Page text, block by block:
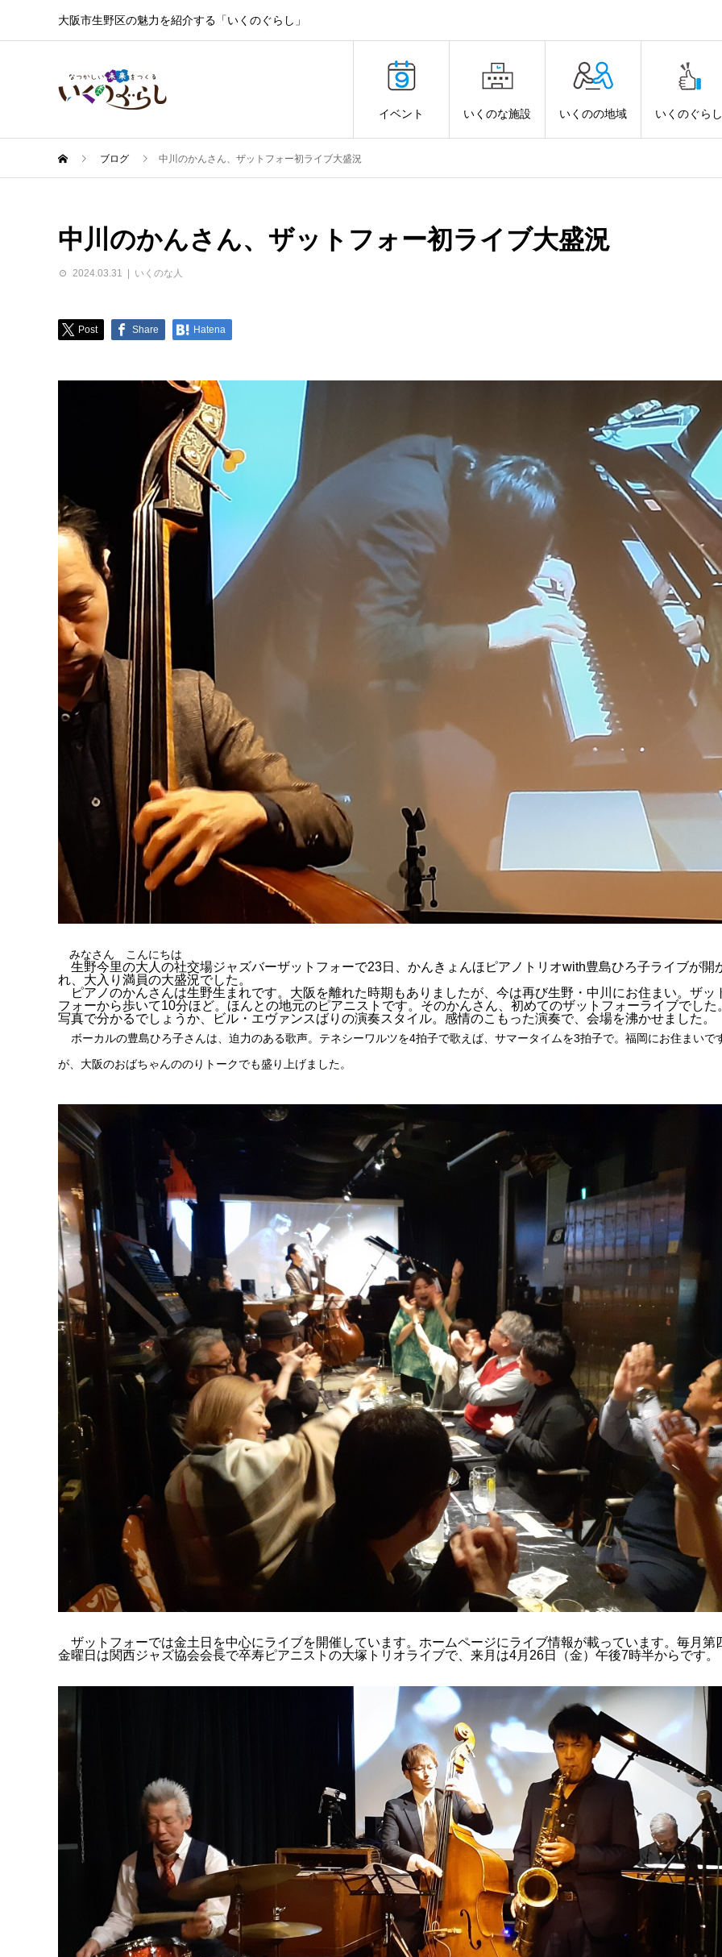
大阪市生野区の魅力を紹介する「いくのぐらし」
イベント いくのな施設 いくのの地域 いくのぐらし
ブログ 中川のかんさん、ザットフォー初ライブ大盛況
中川のかんさん、ザットフォー初ライブ大盛況
2024.03.31 いくのな人
Post Share Hatena
みなさん こんにちは
生野今里の大人の社交場ジャズバーザットフォーで23日、かんきょんほピアノトリオwith豊島ひろ子ライブが開
れ、大入り満員の大盛況でした。
ピアノのかんさんは生野生まれです。大阪を離れた時期もありましたが、今は再び生野・中川にお住まい。ザッ
フォーから歩いて10分ほど。ほんとの地元のピアニストです。そのかんさん、初めてのザットフォーライブでした
写真で分かるでしょうか、ビル・エヴァンスばりの演奏スタイル。感情のこもった演奏で、会場を沸かせました。
ボーカルの豊島ひろ子さんは、迫力のある歌声。テネシーワルツを4拍子で歌えば、サマータイムを3拍子で。福岡にお住まいで
が、大阪のおばちゃんののりトークでも盛り上げました。
ザットフォーでは金土日を中心にライブを開催しています。ホームページにライブ情報が載っています。毎月第
金曜日は関西ジャズ協会会長で卒寿ピアニストの大塚トリオライブで、来月は4月26日（金）午後7時半からです。